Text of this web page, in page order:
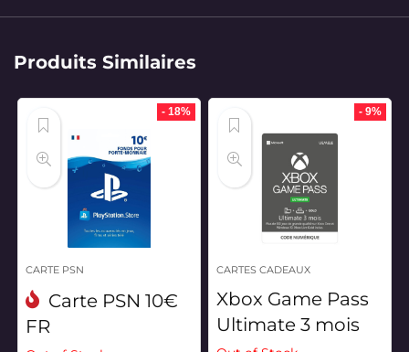
Produits Similaires
- 18%
CARTE PSN
Carte PSN 10€
FR
- 9%
CARTES CADEAUX
Xbox Game Pass
Ultimate 3 mois